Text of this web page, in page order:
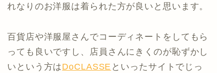
れなりのお洋服は着られた方が良いと思います。
百貨店や洋服屋さんでコーディネートをしてもら
っても良いですし、店員さんにきくのが恥ずかし
いという方はDoCLASSE といったサイトでじっ